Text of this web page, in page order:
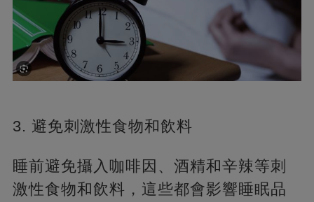
3. 避免刺激性食物和飲料
睡前避免攝入咖啡因、酒精和辛辣等刺
激性食物和飲料，這些都會影響睡眠品